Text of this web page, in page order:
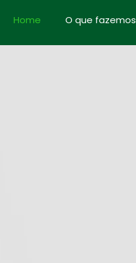
Home O que fazemos